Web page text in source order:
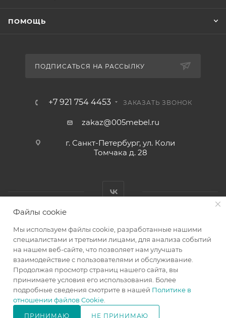
ПОМОЩЬ
ПОДПИСАТЬСЯ НА РАССЫЛКУ
+7 921 754 4453 ЗАКАЗАТЬ ЗВОНОК
zakaz@005mebel.ru
г. Санкт-Петербург, ул. Коли
Томчака д. 28
Интернет магазин мебели в Санкт-Петербурге © 2000-2026
г.
Файлы cookie
Мы используем файлы cookie, разработанные нашими
специалистами и третьими лицами, для анализа событий
на нашем веб-сайте, что позволяет нам улучшать
взаимодействие с пользователями и обслуживание.
Продолжая просмотр страниц нашего сайта, вы
принимаете условия его использования. Более
подробные сведения смотрите в нашей Политике в
отношении файлов Cookie
ПРИНИМАЮ НЕ ПРИНИМАЮ